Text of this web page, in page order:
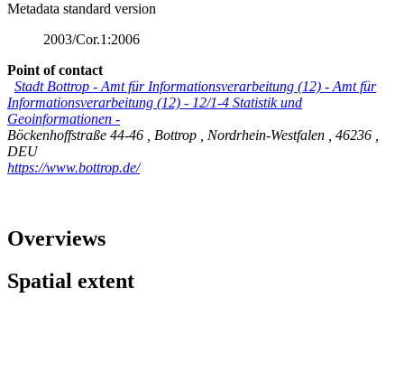
Metadata standard version
2003/Cor.1:2006
Point of contact
Stadt Bottrop - Amt für Informationsverarbeitung (12) - Amt für
Informationsverarbeitung (12) - 12/1-4 Statistik und
Geoinformationen -
Böckenhoffstraße 44-46
Bottrop Nordrhein-Westfalen 46236
DEU
https://www.bottrop.de/
Overviews
Spatial extent